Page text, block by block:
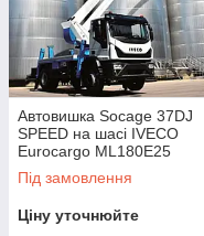
Автовишка Socage 37DJ
SPEED на шасі IVECO
Eurocargo ML180E25
Під замовлення
Ціну уточнюйте